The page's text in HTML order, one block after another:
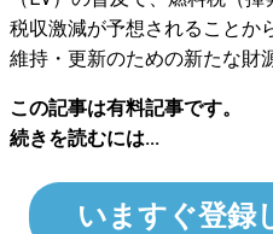
税収激減が予想されることか
維持・更新のための新たな財
この記事は有料記事です。
続きを読むには...
いますぐ登録